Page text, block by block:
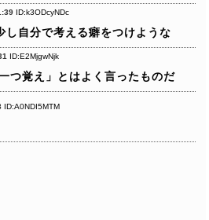
ID:k3ODcyNDc
し自分で考える癖をつけような
ID:E2MjgwNjk
つ覚え」とはよく言ったものだ
ID:A0NDI5MTM